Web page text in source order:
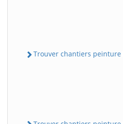
Trouver chantiers peinture